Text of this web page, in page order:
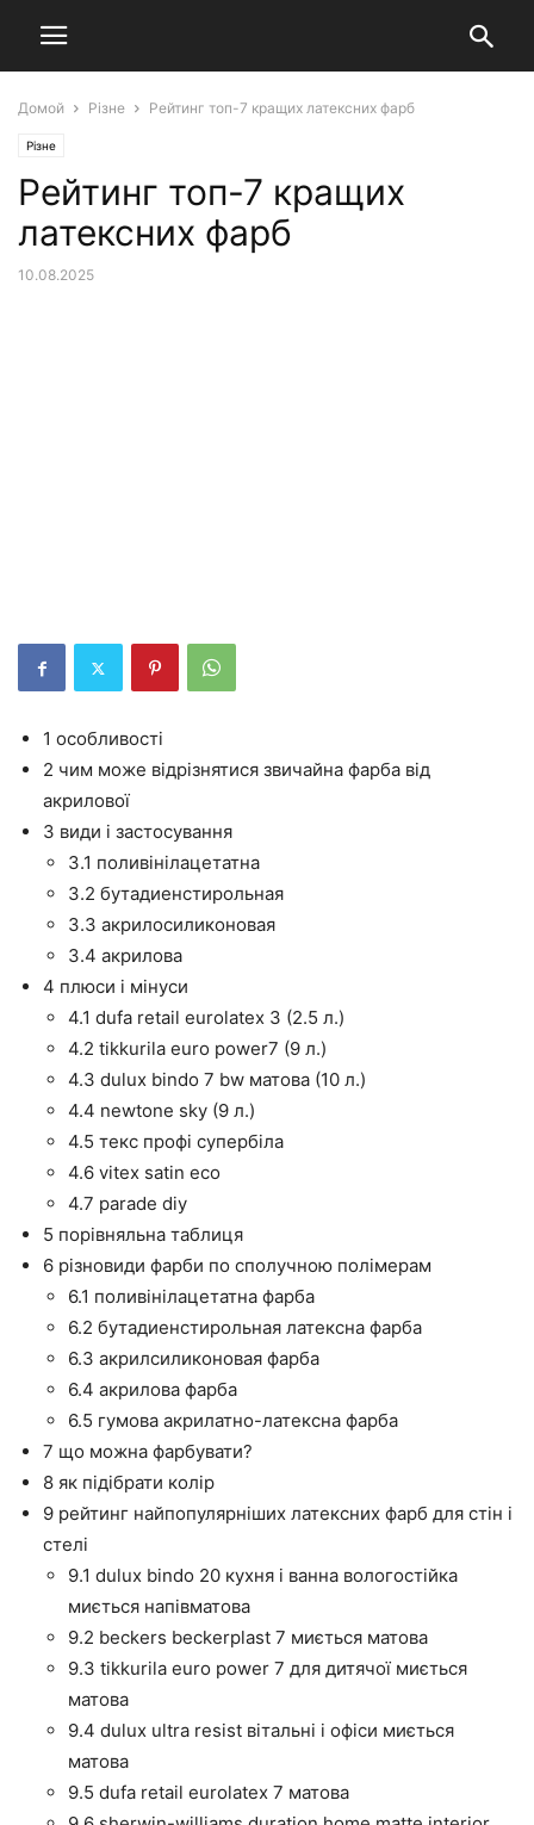
Домой Різне Рейтинг топ-7 кращих латексних фарб
Різне
Рейтинг топ-7 кращих
латексних фарб
10.08.2025
1 особливості
2 чим може відрізнятися звичайна фарба від
акрилової
3 види і застосування
3.1 поливінілацетатна
3.2 бутадиенстирольная
3.3 акрилосиликоновая
3.4 акрилова
4 плюси і мінуси
4.1 dufa retail eurolatex 3 (2.5 л.)
4.2 tikkurila euro power7 (9 л.)
4.3 dulux bindo 7 bw матова (10 л.)
4.4 newtone sky (9 л.)
4.5 текс профі супербіла
4.6 vitex satin eco
4.7 parade diy
5 порівняльна таблиця
6 різновиди фарби по сполучною полімерам
6.1 поливінілацетатна фарба
6.2 бутадиенстирольная латексна фарба
6.3 акрилсиликоновая фарба
6.4 акрилова фарба
6.5 гумова акрилатно-латексна фарба
7 що можна фарбувати?
8 як підібрати колір
9 рейтинг найпопулярніших латексних фарб для стін і
стелі
9.1 dulux bindo 20 кухня і ванна вологостійка
миється напівматова
9.2 beckers beckerplast 7 миється матова
9.3 tikkurila euro power 7 для дитячої миється
матова
9.4 dulux ultra resist вітальні і офіси миється
матова
9.5 dufa retail eurolatex 7 матова